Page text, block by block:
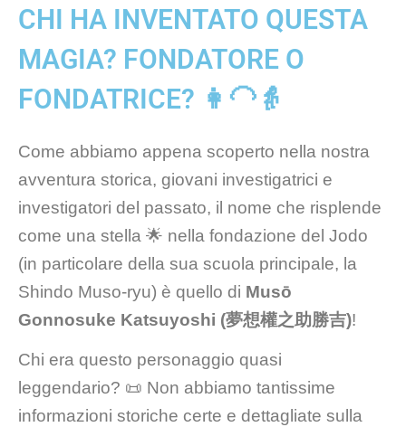
CHI HA INVENTATO QUESTA
MAGIA? FONDATORE O
FONDATRICE? 👩‍🦲👵
Come abbiamo appena scoperto nella nostra
avventura storica, giovani investigatrici e
investigatori del passato, il nome che risplende
come una stella 🌟 nella fondazione del Jodo
(in particolare della sua scuola principale, la
Shindo Muso-ryu) è quello di Musō
Gonnosuke Katsuyoshi (夢想權之助勝吉)!
Chi era questo personaggio quasi
leggendario? 📜 Non abbiamo tantissime
informazioni storiche certe e dettagliate sulla